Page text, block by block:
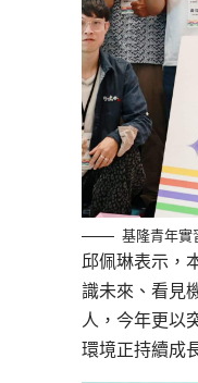
基隆青年實
邱佩琳表示，
識未來、看見
人，今年更以
環境正持續成